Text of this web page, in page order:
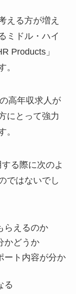
える方が増え
ミドル・ハイ
Products」
。
高年収求人が
にとって強力
。
る際に次のよ
ではないでし
らえるのか
かどうか
ート内容が分か
る